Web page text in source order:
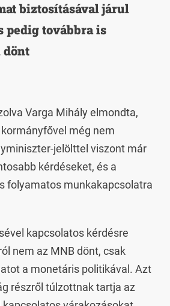
biztosításával járul
pedig továbbra is
dönt
Varga Mihály elmondta,
még nem
jelölttel viszont már
kérdéseket, és a
folyamatos munkakapcsolatra
kapcsolatos kérdésre
nem az MNB dönt, csak
a monetáris politikával. Azt
részről túlzottnak tartja az